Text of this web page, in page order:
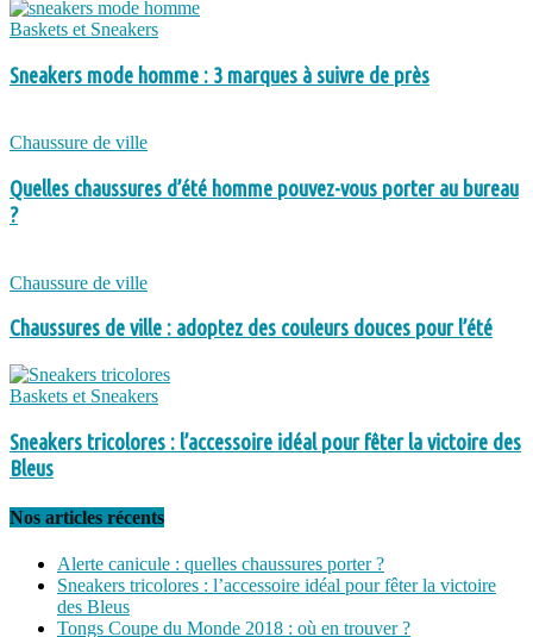
Baskets et Sneakers
Sneakers mode homme : 3 marques à suivre de près
Chaussure de ville
Quelles chaussures d’été homme pouvez-vous porter au bureau
?
Chaussure de ville
Chaussures de ville : adoptez des couleurs douces pour l’été
Baskets et Sneakers
Sneakers tricolores : l’accessoire idéal pour fêter la victoire des
Bleus
Nos articles récents
Alerte canicule : quelles chaussures porter ?
Sneakers tricolores : l’accessoire idéal pour fêter la victoire
des Bleus
Tongs Coupe du Monde 2018 : où en trouver ?